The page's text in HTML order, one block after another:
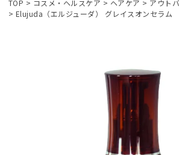
TOP コスメ・ヘルスケア ヘアケア
アウト
Elujuda（エルジューダ） グレイスオンセラム